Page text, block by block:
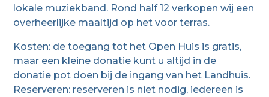
lokale muziekband. Rond half 12 verkopen wij een
overheerlijke maaltijd op het voor terras.
Kosten: de toegang tot het Open Huis is gratis,
maar een kleine donatie kunt u altijd in de
donatie pot doen bij de ingang van het Landhuis.
Reserveren: reserveren is niet nodig, iedereen is